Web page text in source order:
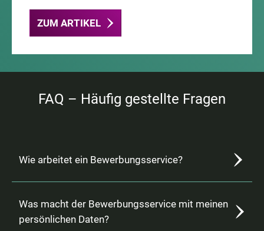
ZUM ARTIKEL
FAQ – Häufig gestellte Fragen
Wie arbeitet ein Bewerbungsservice?
Was macht der Bewerbungsservice mit meinen
persönlichen Daten?